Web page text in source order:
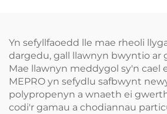
Yn sefyllfaoedd lle mae rheoli
dargedu, gall llawnyn bwyntio ar
Mae llawnyn meddygol sy'n cael
MEPRO yn sefydlu safbwynt
polypropenyn a wnaeth ei
codi'r gamau a chodiannau